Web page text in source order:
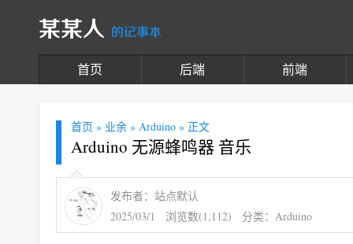
某某人 的记事本
首页 后端 前端
首页 » 业余 » Arduino » 正文
Arduino 无源蜂鸣器 音乐
发布者：站点默认
2025/03/1
浏览数(1,112) 分类： Arduino